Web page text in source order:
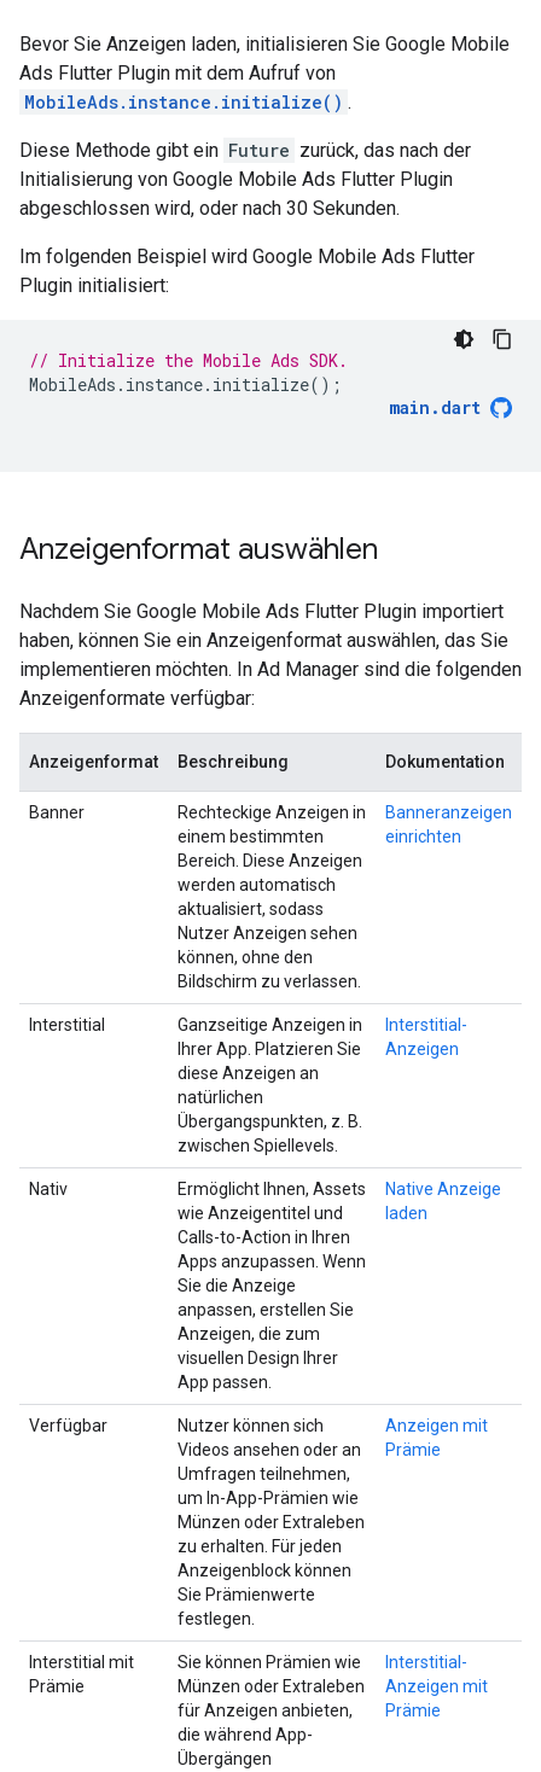
Bevor Sie Anzeigen laden, initialisieren Sie Google Mobile
Ads Flutter Plugin mit dem Aufruf von
MobileAds.instance.initialize() .
Diese Methode gibt ein Future zurück, das nach der
Initialisierung von Google Mobile Ads Flutter Plugin
abgeschlossen wird, oder nach 30 Sekunden.
Im folgenden Beispiel wird Google Mobile Ads Flutter
Plugin initialisiert:
// Initialize the Mobile Ads SDK.
MobileAds . instance. initialize();
main . dart
Anzeigenformat auswählen
Nachdem Sie Google Mobile Ads Flutter Plugin importiert
haben, können Sie ein Anzeigenformat auswählen, das Sie
implementieren möchten. In Ad Manager sind die folgenden
Anzeigenformate verfügbar:
Anzeigenformat Beschreibung Dokumentation
Banner
Rechteckige Anzeigen in
einem bestimmten
Bereich. Diese Anzeigen
werden automatisch
aktualisiert, sodass
Nutzer Anzeigen sehen
können, ohne den
Bildschirm zu verlassen.
Banneranzeigen
einrichten
Interstitial
Ganzseitige Anzeigen in
Ihrer App. Platzieren Sie
diese Anzeigen an
natürlichen
Übergangspunkten, z. B.
zwischen Spiellevels.
Interstitial-
Anzeigen
Nativ
Ermöglicht Ihnen, Assets
wie Anzeigentitel und
Calls-to-Action in Ihren
Apps anzupassen. Wenn
Sie die Anzeige
anpassen, erstellen Sie
Anzeigen, die zum
visuellen Design Ihrer
App passen.
Native Anzeige
laden
Verfügbar
Nutzer können sich
Videos ansehen oder an
Umfragen teilnehmen,
um In-App-Prämien wie
Münzen oder Extraleben
zu erhalten. Für jeden
Anzeigenblock können
Sie Prämienwerte
festlegen.
Anzeigen mit
Prämie
Interstitial mit
Prämie
Sie können Prämien wie
Münzen oder Extraleben
für Anzeigen anbieten,
die während App-
Übergängen
Interstitial-
Anzeigen mit
Prämie